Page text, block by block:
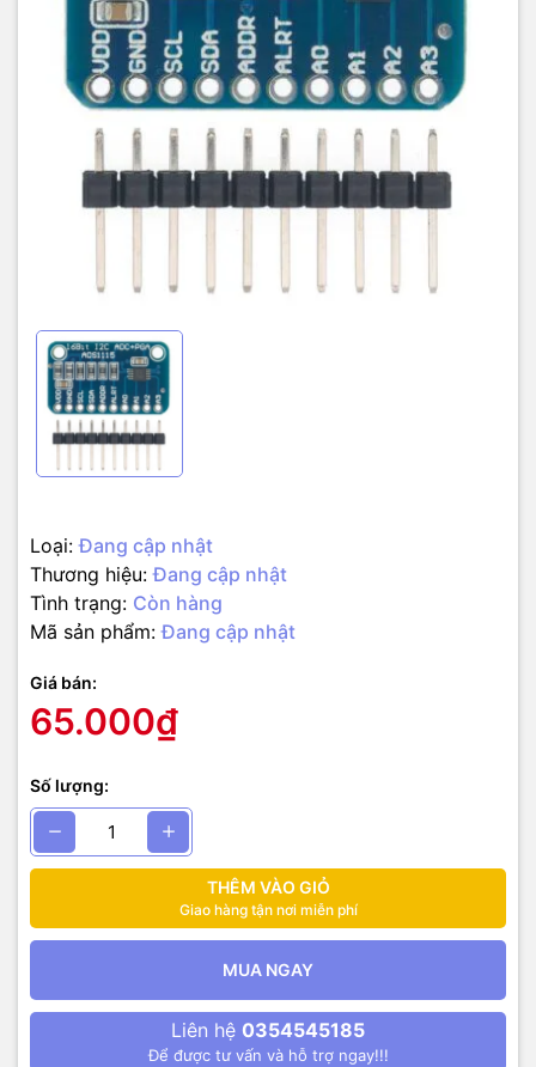
Loại: Đang cập nhật
Thương hiệu: Đang cập nhật
Tình trạng: Còn hàng
Mã sản phẩm: Đang cập nhật
Giá bán:
65.000₫
Số lượng:
THÊM VÀO GIỎ
Giao hàng tận nơi miễn phí
MUA NGAY
Liên hệ 0354545185
Để được tư vấn và hỗ trợ ngay!!!
Có thể cấu hình tần số lấy mẫu: 8SPS~860SPS (Sample per
Internal LOW-DRIFT Voltage Reference
Internal Oscillator
Internal PGA
I2C INTERFACE: Pin-Selectable Addresses
Programmable Comparator